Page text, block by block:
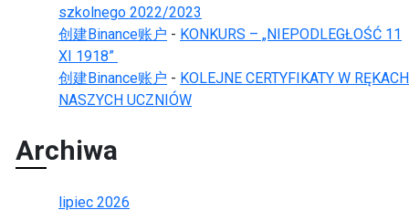
szkolnego 2022/2023
创建Binance账户 - KONKURS – „NIEPODLEGŁOŚĆ 11
XI 1918”
创建Binance账户 - KOLEJNE CERTYFIKATY W RĘKACH
NASZYCH UCZNIÓW
Archiwa
lipiec 2026